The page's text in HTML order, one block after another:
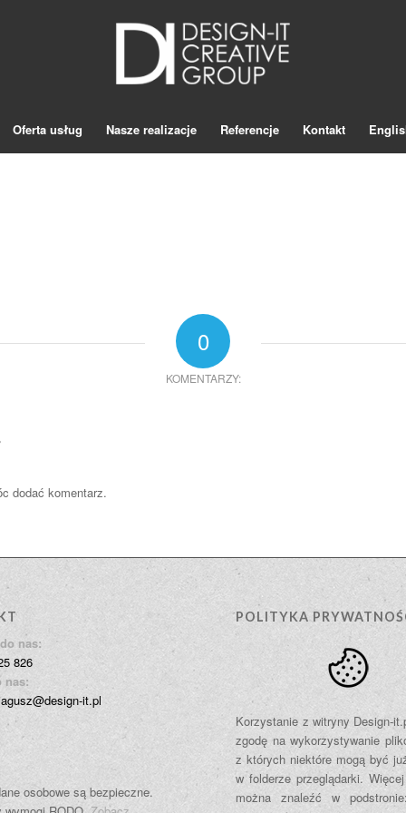
Oferta usług Nasze realizacje Referencje Kontakt
0
KOMENTARZY:
dodać komentarz.
nas:
826
nas:
it.pl
osobowe są bezpieczne.
POLITYKA
Korzystanie z witryny Design-
zgodę na wykorzystywanie
z których niektóre mogą być
w folderze przeglądarki.
można znaleźć w